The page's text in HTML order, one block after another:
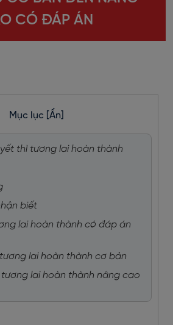
CÓ ĐÁP ÁN
Mục lục [Ẩn]
thì tương lai hoàn thành
biết
lai hoàn thành có đáp án
lai hoàn thành cơ bản
lai hoàn thành nâng cao